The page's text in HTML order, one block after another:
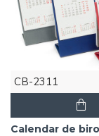
CB-2311